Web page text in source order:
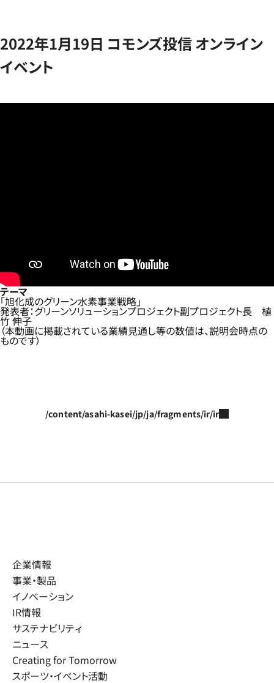
2022年1月19日 コモンズ投信 オンライン
イベント
テーマ
「旭化成のグリーン水素事業戦略」
発表者：グリーンソリューションプロジェクト副プロジェクト長 植
竹 伸子
（本動画に掲載されている業績見通し等の数値は、説明会時点の
ものです）
/content/asahi-kasei/jp/ja/fragments/ir/ir
企業情報
事業・製品
イノベーション
IR情報
サステナビリティ
ニュース
Creating for Tomorrow
スポーツ・イベント活動